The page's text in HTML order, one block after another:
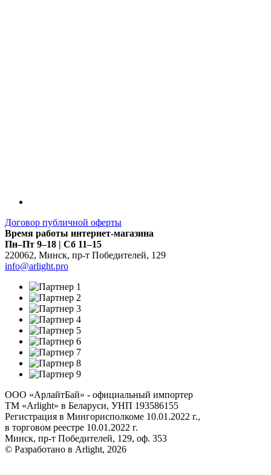
Договор публичной оферты
Время работы интернет-магазина
Пн–Пт 9–18 | Сб 11–15
220062, Минск, пр-т Победителей, 129
info@arlight.pro
ООО «АрлайтБай» - официальный импортер
ТМ «Arlight» в Беларуси, УНП 193586155
Регистрация в Мингорисполкоме 10.01.2022 г.,
в торговом реестре 10.01.2022 г.
Минск, пр-т Победителей, 129, оф. 353
© Разработано в Arlight, 2026